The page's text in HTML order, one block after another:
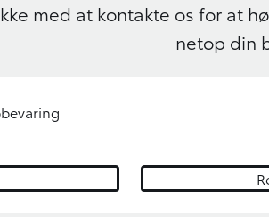
med at kontakte os for at
netop din